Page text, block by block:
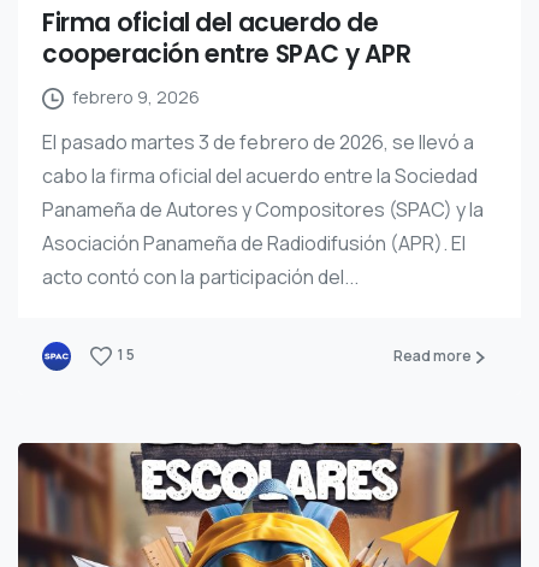
Firma oficial del acuerdo de
cooperación entre SPAC y APR
febrero 9, 2026
El pasado martes 3 de febrero de 2026, se llevó a
cabo la firma oficial del acuerdo entre la Sociedad
Panameña de Autores y Compositores (SPAC) y la
Asociación Panameña de Radiodifusión (APR). El
acto contó con la participación del...
1 5 Read more